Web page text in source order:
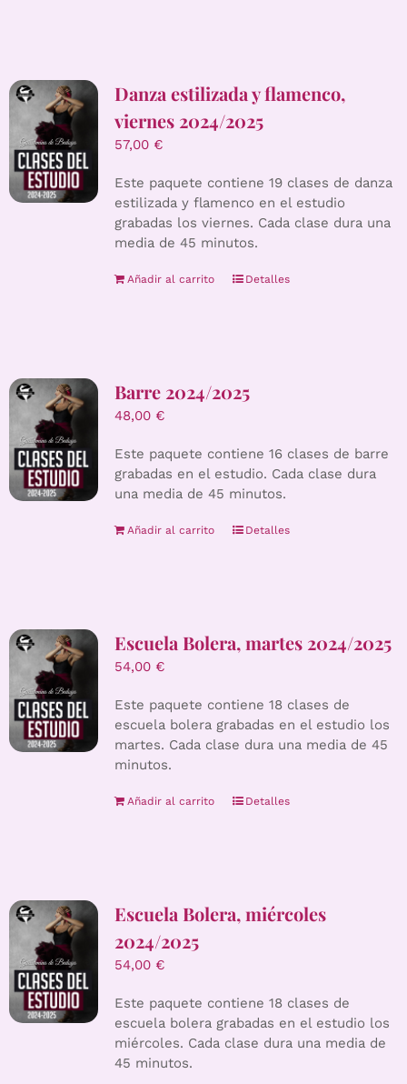
Danza estilizada y flamenco,
viernes 2024/2025
57,00 €
Este paquete contiene 19 clases de danza
estilizada y flamenco en el estudio
grabadas los viernes. Cada clase dura una
media de 45 minutos.
Añadir al carrito Detalles
Barre 2024/2025
48,00 €
Este paquete contiene 16 clases de barre
grabadas en el estudio. Cada clase dura
una media de 45 minutos.
Añadir al carrito Detalles
Escuela Bolera, martes 2024/2025
54,00 €
Este paquete contiene 18 clases de
escuela bolera grabadas en el estudio los
martes. Cada clase dura una media de 45
minutos.
Añadir al carrito Detalles
Escuela Bolera, miércoles
2024/2025
54,00 €
Este paquete contiene 18 clases de
escuela bolera grabadas en el estudio los
miércoles. Cada clase dura una media de
45 minutos.